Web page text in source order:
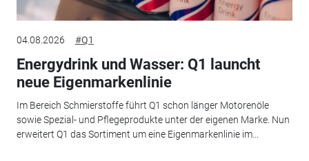
04.08.2026 #Q1
Energydrink und Wasser: Q1 launcht
neue Eigenmarkenlinie
Im Bereich Schmierstoffe führt Q1 schon länger Motorenöle
sowie Spezial- und Pflegeprodukte unter der eigenen Marke. Nun
erweitert Q1 das Sortiment um eine Eigenmarkenlinie im...